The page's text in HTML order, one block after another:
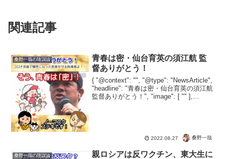
関連記事
桑野一哉の陰謀論
青春は密・仙台育英の須江航 監
督ありがとう！
{ "@context": "", "@type": "NewsArticle",
"headline": "青春は密・仙台育英の須江航
監督ありがとう！", "image": [ "" ],
2022.08.27 桑野一哉
桑野一哉の陰謀論
親ロシアは反ワクチン、東大生に